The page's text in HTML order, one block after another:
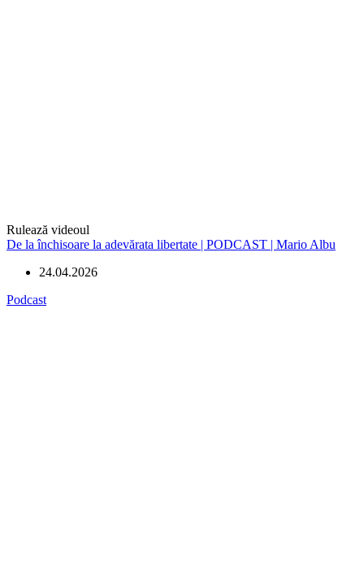
Rulează videoul
De la închisoare la adevărata libertate | PODCAST | Mario Albu
24.04.2026
Podcast